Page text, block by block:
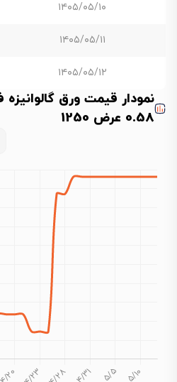
۱۴۰۵/۰۵/۱۰
۱۴۰۵/۰۵/۱۱
۱۴۰۵/۰۵/۱۲
نمودار قیمت ورق
0.58 عرض 1250